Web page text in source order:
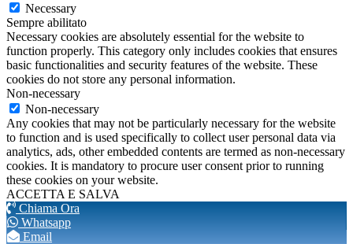
Necessary
Sempre abilitato
Necessary cookies are absolutely essential for the website to
function properly. This category only includes cookies that ensures
basic functionalities and security features of the website. These
cookies do not store any personal information.
Non-necessary
Non-necessary
Any cookies that may not be particularly necessary for the website
to function and is used specifically to collect user personal data via
analytics, ads, other embedded contents are termed as non-necessary
cookies. It is mandatory to procure user consent prior to running
these cookies on your website.
ACCETTA E SALVA
Chiama Ora
Whatsapp
Email